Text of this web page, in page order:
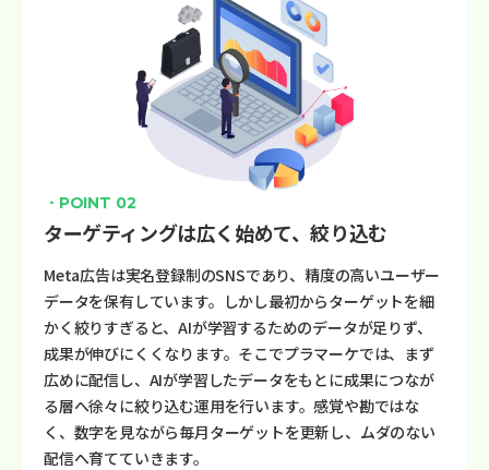
・POINT 02
ターゲティングは広く始めて、絞り込む
Meta広告は実名登録制のSNSであり、精度の高いユーザー
データを保有しています。しかし最初からターゲットを細
かく絞りすぎると、AIが学習するためのデータが足りず、
成果が伸びにくくなります。そこでプラマーケでは、まず
広めに配信し、AIが学習したデータをもとに成果につなが
る層へ徐々に絞り込む運用を行います。感覚や勘ではな
く、数字を見ながら毎月ターゲットを更新し、ムダのない
配信へ育てていきます。